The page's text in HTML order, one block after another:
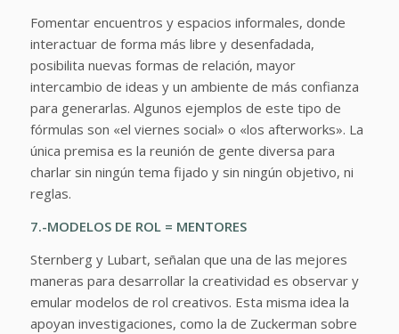
Fomentar encuentros y espacios informales, donde
interactuar de forma más libre y desenfadada,
posibilita nuevas formas de relación, mayor
intercambio de ideas y un ambiente de más confianza
para generarlas. Algunos ejemplos de este tipo de
fórmulas son «el viernes social» o «los afterworks». La
única premisa es la reunión de gente diversa para
charlar sin ningún tema fijado y sin ningún objetivo, ni
reglas.
7.-MODELOS DE ROL = MENTORES
Sternberg y Lubart, señalan que una de las mejores
maneras para desarrollar la creatividad es observar y
emular modelos de rol creativos. Esta misma idea la
apoyan investigaciones, como la de Zuckerman sobre